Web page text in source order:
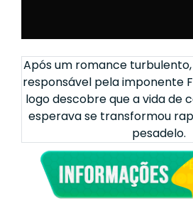
Após um romance
responsável pela imponente
logo descobre que a vida de
esperava se transformou
pesadelo.